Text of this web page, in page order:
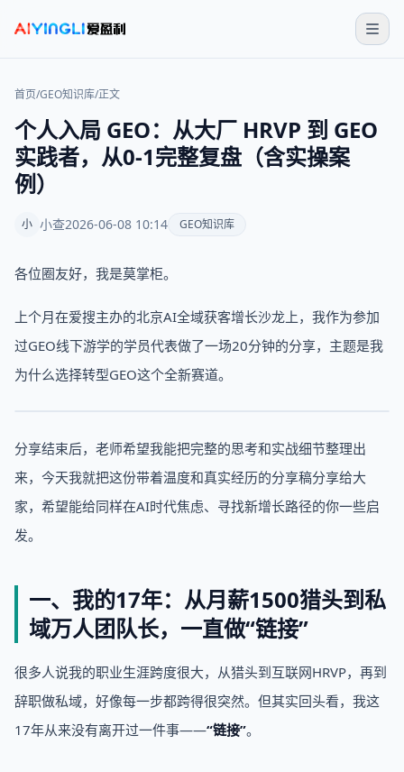
首页/GEO知识库/正文
个人入局 GEO：从大厂 HRVP 到 GEO
实践者，从0-1完整复盘（含实操案
例）
小 小查2026-06-08 10:14 GEO知识库
各位圈友好，我是莫掌柜。
上个月在爱搜主办的北京AI全域获客增长沙龙上，我作为参加
过GEO线下游学的学员代表做了一场20分钟的分享，主题是我
为什么选择转型GEO这个全新赛道。
分享结束后，老师希望我能把完整的思考和实战细节整理出
来，今天我就把这份带着温度和真实经历的分享稿分享给大
家，希望能给同样在AI时代焦虑、寻找新增长路径的你一些启
发。
一、我的17年：从月薪1500猎头到私
域万人团队长，一直做“链接”
很多人说我的职业生涯跨度很大，从猎头到互联网HRVP，再到
辞职做私域，好像每一步都跨得很突然。但其实回头看，我这
17年从来没有离开过一件事——“链接”。